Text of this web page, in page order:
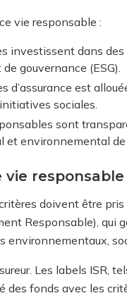
vie responsable :
investissent dans
gouvernance (ESG).
d’assurance est
sociales.
sont
et environnemental
vie responsable
doivent être
Responsable), qui
Les labels ISR,
fonds avec les